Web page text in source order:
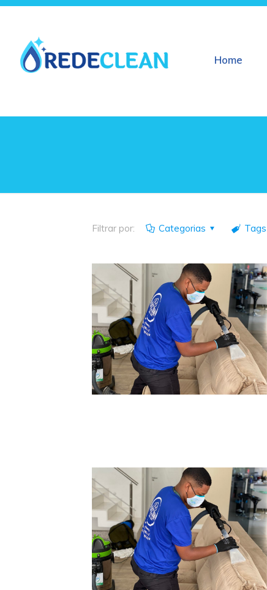
Home
Filtrar por: Categorias Tags